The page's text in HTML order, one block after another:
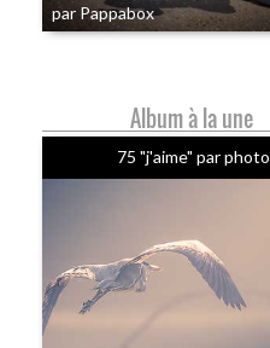
par Pappabox
Album à la une
75 "j'aime" par photo